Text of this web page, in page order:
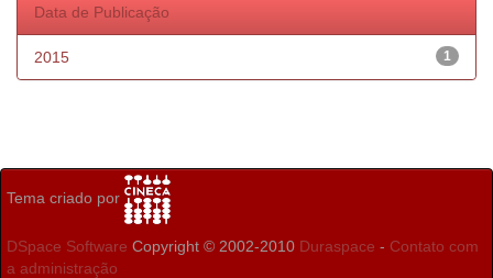
Data de Publicação
1
2015
Tema criado por
DSpace Software Copyright © 2002-2010 Duraspace - Contato com
a administração